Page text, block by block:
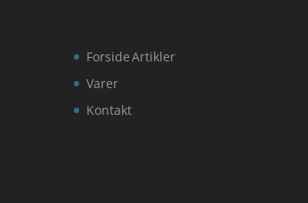
Forside
Varer
Kontakt
Artikler